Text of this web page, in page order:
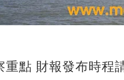
重點 財報發布時程